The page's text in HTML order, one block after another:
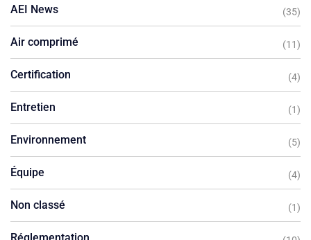
AEI News (35)
Air comprimé (11)
Certification (4)
Entretien (1)
Environnement (5)
Équipe (4)
Non classé (1)